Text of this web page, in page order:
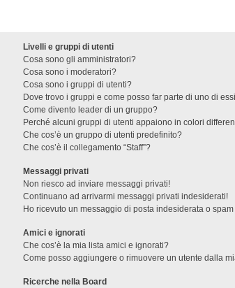
Livelli e gruppi di utenti
Cosa sono gli amministratori?
Cosa sono i moderatori?
Cosa sono i gruppi di utenti?
Dove trovo i gruppi e come posso far parte di uno di
Come divento leader di un gruppo?
Perché alcuni gruppi di utenti appaiono in colori
Che cos’è un gruppo di utenti predefinito?
Che cos’è il collegamento “Staff”?
Messaggi privati
Non riesco ad inviare messaggi privati!
Continuano ad arrivarmi messaggi privati indesiderati!
Ho ricevuto un messaggio di posta indesiderata o
Amici e ignorati
Che cos’è la mia lista amici e ignorati?
Come posso aggiungere o rimuovere un utente dalla
Ricerche nella Board